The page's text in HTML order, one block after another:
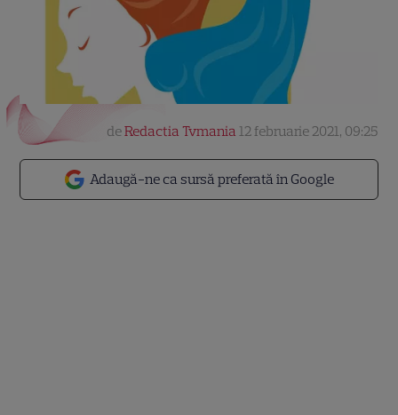
Adaugă-ne ca sursă preferată în Google
deRedactia Tvmania 12 februarie 2021, 09:25